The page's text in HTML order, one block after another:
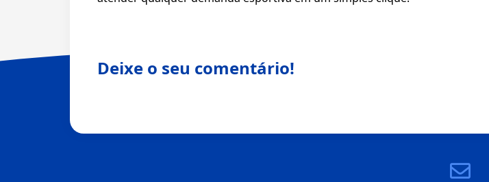
Deixe o seu comentário!